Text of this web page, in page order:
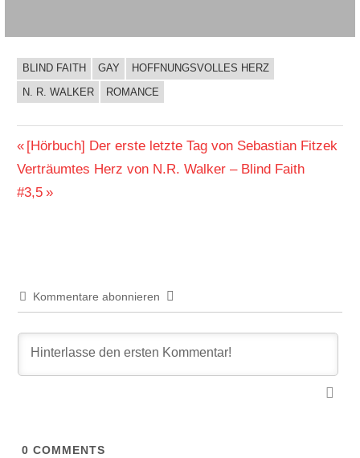
BUCHIGES
BLIND FAITH GAY
HOFFNUNGSVOLLES HERZ
N. R. WALKER
ROMANCE
Beitragsnavigation
Vorheriger
Beitrag:
[Hörbuch] Der erste letzte Tag von Sebastian Fitzek
Nächster
Beitrag:
Verträumtes Herz von N.R. Walker – Blind Faith
#3,5
Kommentare abonnieren
0 COMMENTS